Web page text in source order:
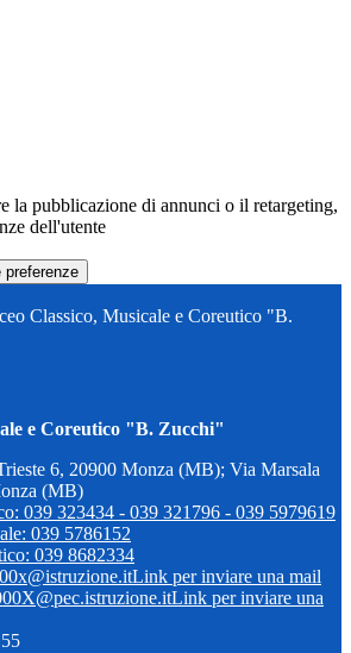
la pubblicazione di annunci o il retargeting,
dell'utente
preferenze
Classico, Musicale e Coreutico "B.
e Coreutico "B. Zucchi"
6, 20900 Monza (MB); Via Marsala
(MB)
039 323434 - 039 321796 - 039 5979619
039 5786152
039 8682334
Link per inviare una mail
Link per inviare una